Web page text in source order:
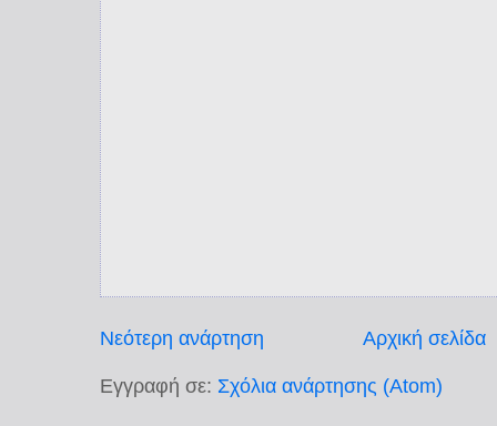
Νεότερη ανάρτηση Αρχική σελίδα
Εγγραφή σε: Σχόλια ανάρτησης (Atom)